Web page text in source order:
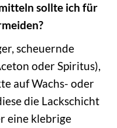
sollte ich für
scheuernde
oder Spiritus),
auf Wachs- oder
die Lackschicht
eine klebrige